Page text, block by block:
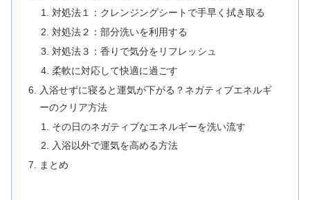
対処法１：クレンジングシートで手早く拭き取る
対処法２：部分洗いを利用する
対処法３：香りで気分をリフレッシュ
柔軟に対応して快適に過ごす
入浴せずに寝ると運気が下がる？ネガティブエネルギ
ーのクリア方法
その日のネガティブなエネルギーを洗い流す
入浴以外で運気を高める方法
まとめ